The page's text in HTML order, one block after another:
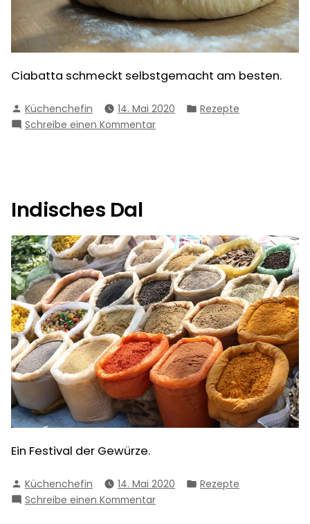
Ciabatta schmeckt selbstgemacht am besten.
Verfasst
von
Küchenchefin 14. Mai 2020
Veröffentlicht
Rezepte
Schreibe einen Kommentarzu
Indisches Dal
Ein Festival der Gewürze.
Verfasst
von
Küchenchefin 14. Mai 2020
Veröffentlicht
Rezepte
Schreibe einen Kommentarzu